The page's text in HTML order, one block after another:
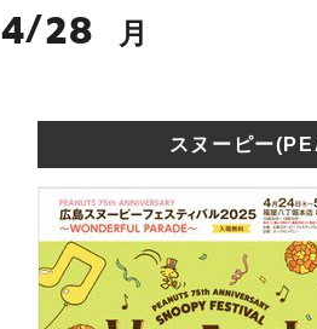
4/28 月
スヌーピー